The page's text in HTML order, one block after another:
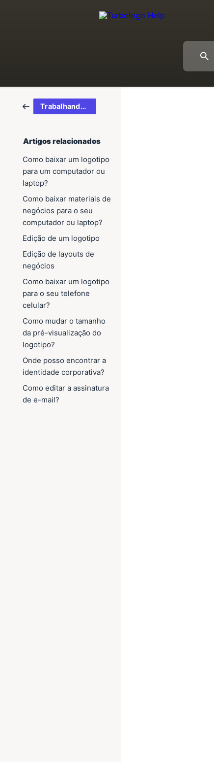
Trabalhando no site
Artigos relacionados
Como baixar um logotipo
para um computador ou
laptop?
Como baixar materiais de
negócios para o seu
computador ou laptop?
Edição de um logotipo
Edição de layouts de
negócios
Como baixar um logotipo
para o seu telefone
celular?
Como mudar o tamanho
da pré-visualização do
logotipo?
Onde posso encontrar a
identidade corporativa?
Como editar a assinatura
de e-mail?